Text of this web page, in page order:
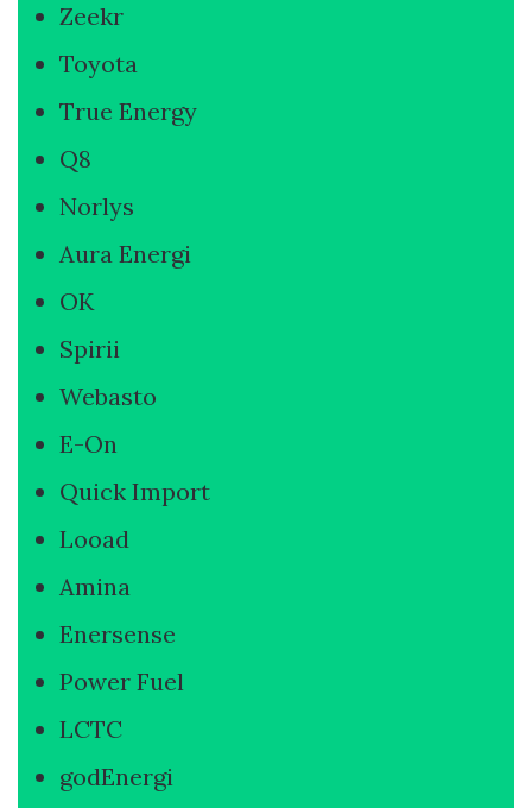
Zeekr
Toyota
True Energy
Q8
Norlys
Aura Energi
OK
Spirii
Webasto
E-On
Quick Import
Looad
Amina
Enersense
Power Fuel
LCTC
godEnergi